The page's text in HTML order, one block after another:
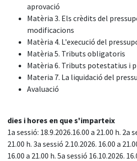
aprovació
Matèria 3. Els crèdits del
modificacions
Matèria 4. L'execució del
Matèria 5. Tributs obligatoris
Matèria 6. Tributs potestatius i
Materia 7. La liquidació del
Avaluació
dies i hores en que s'imparteix
1a sessió: 18.9.2026.16.00 a 21.00 h. 2a
21.00 h. 3a sessió 2.10.2026. 16.00 a
16.00 a 21.00 h. 5a sessió 16.10.2026.